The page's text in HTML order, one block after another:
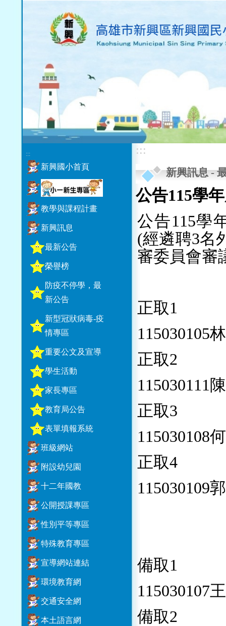
:::
新興國小首頁
教學與課程計畫
新興訊息
最新公告
榮譽榜
防疫不停學，最
新公告
新型冠狀病毒-疫
情專區
重要公文及宣導
學生活動
家長專區
教育局公告
表單填報系統
班級網站
附設幼兒園
十二年國教
公開授課專區
性別平等專區
特殊教育專區
宣導網站連結
環境教育網
交通安全網
本土語言網
:::
新興訊息-
公告115學
公告115學
(經遴聘3名
審委員會審
正取1
115030105
正取2
115030111
正取3
115030108
正取4
115030109
備取1
115030107
備取2